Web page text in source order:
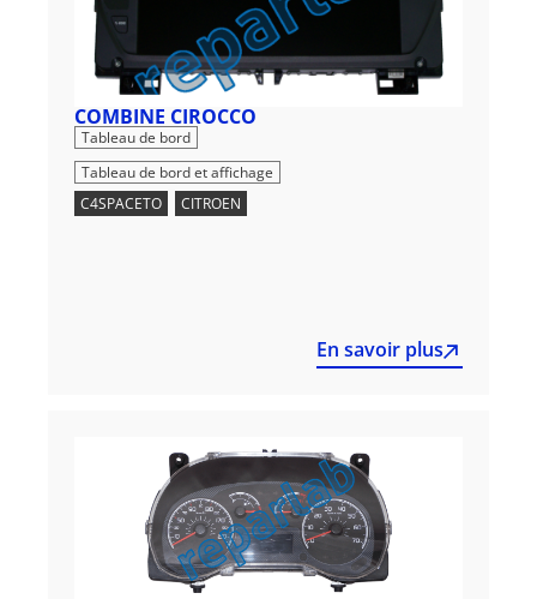
COMBINE CIROCCO
Tableau de bord
Tableau de bord et affichage
C4SPACETO
CITROEN
En savoir plus